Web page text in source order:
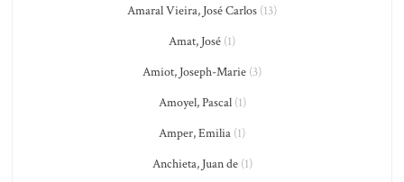
Amaral Vieira, José Carlos (13)
Amat, José (1)
Amiot, Joseph-Marie (3)
Amoyel, Pascal(1)
Amper, Emilia (1)
Anchieta, Juan de(1)